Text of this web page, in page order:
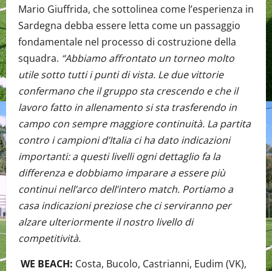
Mario Giuffrida, che sottolinea come l’esperienza in
Sardegna debba essere letta come un passaggio
fondamentale nel processo di costruzione della
squadra. “Abbiamo affrontato un torneo molto
utile sotto tutti i punti di vista. Le due vittorie
confermano che il gruppo sta crescendo e che il
lavoro fatto in allenamento si sta trasferendo in
campo con sempre maggiore continuità. La partita
contro i campioni d’Italia ci ha dato indicazioni
importanti: a questi livelli ogni dettaglio fa la
differenza e dobbiamo imparare a essere più
continui nell’arco dell’intero match. Portiamo a
casa indicazioni preziose che ci serviranno per
alzare ulteriormente il nostro livello di
competitività.
WE BEACH: Costa, Bucolo, Castrianni, Eudim (VK),